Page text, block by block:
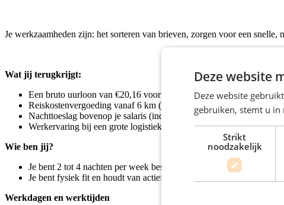
Je werkzaamheden zijn: het sorteren van brieven, zorgen voor een
Wat jij terugkrijgt:
Een bruto uurloon van €20,16 voor het werken in de nacht
Reiskostenvergoeding vanaf 6 km (ook als je met de fiets komt)
Nachttoeslag bovenop je salaris (indien van toepassing)
Werkervaring bij een grote logistieke organisatie
Wie ben jij?
Je bent 2 tot 4 nachten per week beschikbaar
Je bent fysiek fit en houdt van actief werk
Werkdagen en werktijden
Deze website
Deze website
gebruiken, stemt u in
Strikt
noodzakelijk